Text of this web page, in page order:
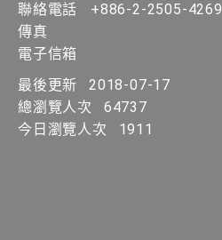
聯絡電話
+886-2-2505-4269
傳真
電子信箱
最後更新
2018-07-17
總瀏覽人次
64737
今日瀏覽人次
1911